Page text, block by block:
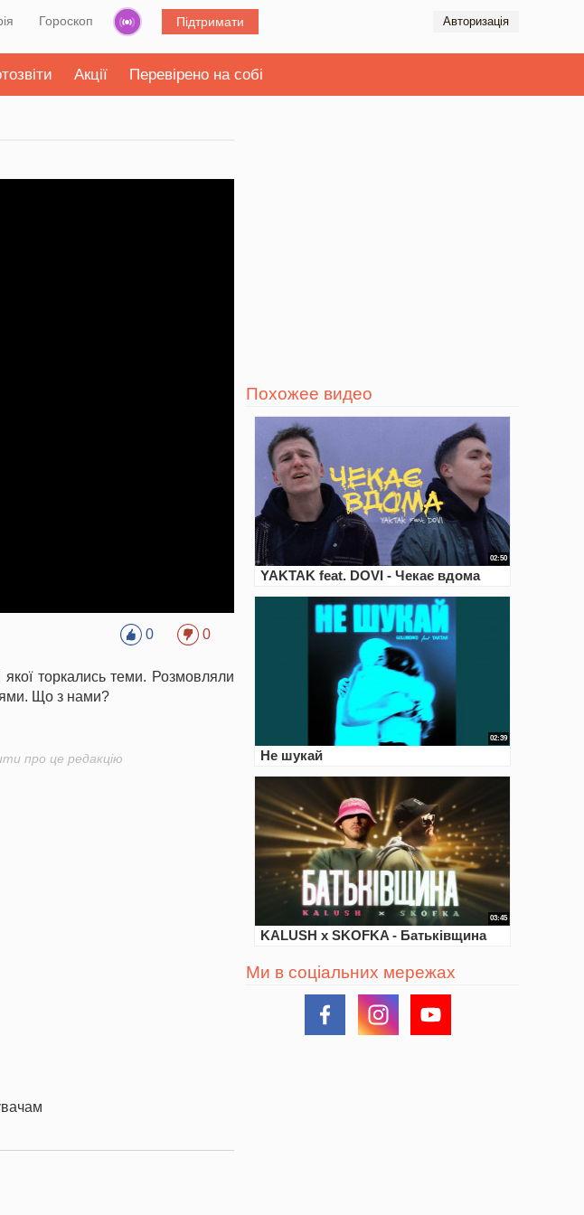
Гороскоп Підтримати Авторизація
Акції Перевірено на собі
0 0
торкались теми. Розмовляли
Що з нами?
про це редакцію
Похожее видео
02:50
YAKTAK feat. DOVI - Чекає вдома
02:39
Не шукай
03:45
KALUSH x SKOFKA - Батьківщина
Ми в соціальних мережах